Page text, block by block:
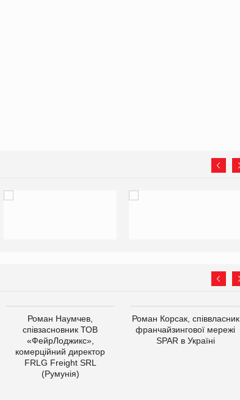
Роман Наумчев,
співзасновник ТОВ
«ФейрЛоджикс»,
комерційний директор
FRLG Freight SRL
(Румунія)
Роман Корсак, співвласник
франчайзингової мережі
SPAR в Україні